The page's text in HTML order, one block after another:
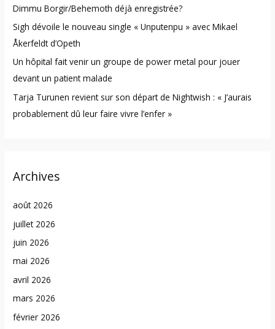
:Dimmu Borgir/Behemoth déjà enregistrée?
Sigh dévoile le nouveau single « Unputenpu » avec Mikael
Åkerfeldt d’Opeth
Un hôpital fait venir un groupe de power metal pour jouer
devant un patient malade
Tarja Turunen revient sur son départ de Nightwish : « J’aurais
probablement dû leur faire vivre l’enfer »
Archives
août 2026
juillet 2026
juin 2026
mai 2026
avril 2026
mars 2026
février 2026